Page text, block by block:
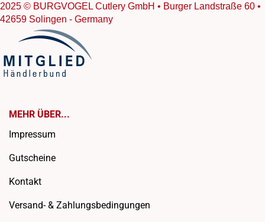
2025 © BURGVOGEL Cutlery GmbH • Burger Landstraße 60 •
42659 Solingen - Germany
MEHR ÜBER...
Impressum
Gutscheine
Kontakt
Versand- & Zahlungsbedingungen